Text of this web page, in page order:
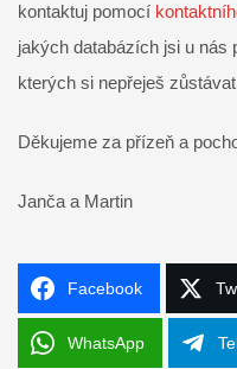
kontaktuj pomocí
jakých databázích jsi u nás
kterých si nepřeješ
Děkujeme za přízeň a
Janča a Martin
Facebook
WhatsApp